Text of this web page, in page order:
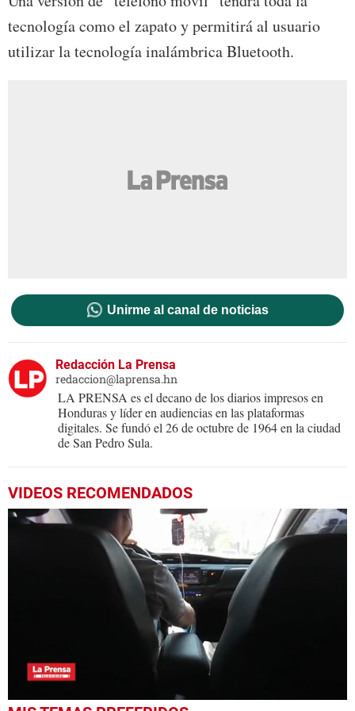
tecnología como el zapato y permitirá al usuario
utilizar la tecnología inalámbrica Bluetooth.
Unirme al canal de noticias
Redacción La Prensa
redaccion@laprensa.hn
LA PRENSA es el decano de los diarios impresos en
Honduras y líder en audiencias en las plataformas
digitales. Se fundó el 26 de octubre de 1964 en la ciudad
de San Pedro Sula.
VIDEOS RECOMENDADOS
0